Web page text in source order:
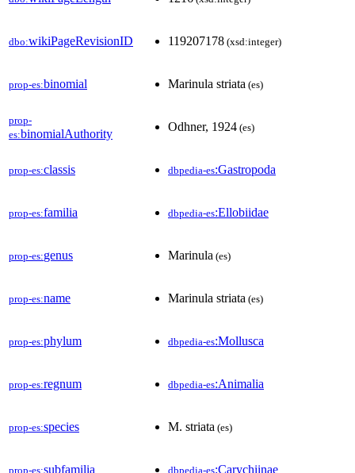
dbo:wikiPageRevisionID 119207178 (xsd:integer)
prop-es:binomial Marinula striata (es)
prop-
es:binomialAuthority
Odhner, 1924 (es)
prop-es:classis dbpedia-es:Gastropoda
prop-es:familia dbpedia-es:Ellobiidae
prop-es:genus Marinula (es)
prop-es:name Marinula striata (es)
prop-es:phylum dbpedia-es:Mollusca
prop-es:regnum dbpedia-es:Animalia
prop-es:species M. striata (es)
prop-es:subfamilia dbpedia-es:Carychiinae